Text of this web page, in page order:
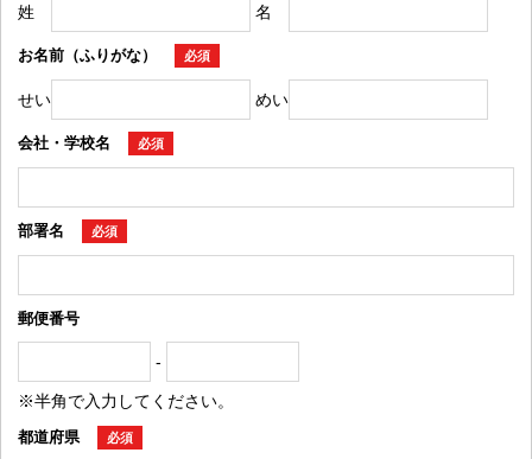
姓 名
お名前（ふりがな） 必須
せい めい
会社・学校名 必須
部署名 必須
郵便番号
-
※半角で入力してください。
都道府県 必須